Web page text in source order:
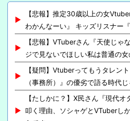
【悲報】推定30歳以上の女
わかんなーい』 キッズリスナー『
【悲報】VTuberさん『天使じゃ
ジで見ないでほしい私は普通の女
【疑問】Vtuberってもうタレン
（事務所）』の優劣で語る時代
【たしかに？】X民さん『現代
叩く理由、ソシャゲとVTuberし